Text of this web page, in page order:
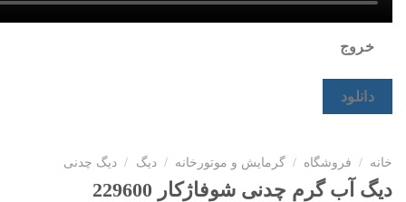
خروج
دانلود
خانه / فروشگاه / گرمایش و موتورخانه / دیگ / دیگ چدنی
دیگ آب گرم چدنی شوفاژکار 229600